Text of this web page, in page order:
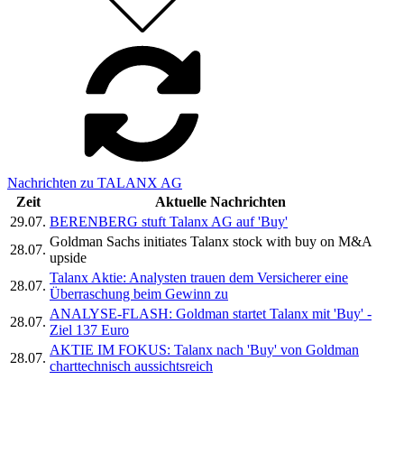
Nachrichten zu TALANX AG
Zeit
Aktuelle Nachrichten
29.07. BERENBERG stuft Talanx AG auf 'Buy'
28.07.
Goldman Sachs initiates Talanx stock with buy on M&A
upside
28.07.
Talanx Aktie: Analysten trauen dem Versicherer eine
Überraschung beim Gewinn zu
28.07.
ANALYSE-FLASH: Goldman startet Talanx mit 'Buy' -
Ziel 137 Euro
28.07.
AKTIE IM FOKUS: Talanx nach 'Buy' von Goldman
charttechnisch aussichtsreich